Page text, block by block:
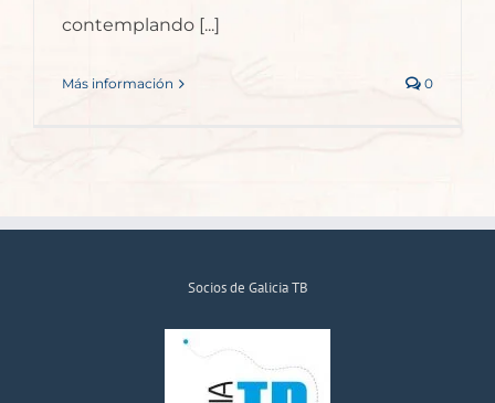
contemplando [...]
Más información 0
Socios de Galicia TB